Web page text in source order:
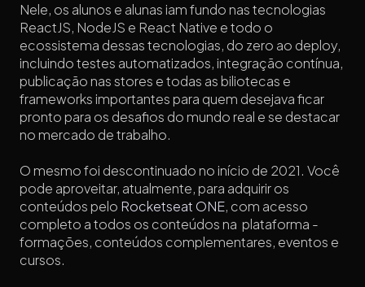
Nele, os alunos e alunas iam fundo nas tecnologias
ReactJS, NodeJS e React Native e todo o
ecossistema dessas tecnologias, do zero ao deploy,
incluindo testes automatizados, integração contínua,
publicação nas stores e todas as biliotecas e
frameworks importantes para quem desejava ficar
pronto para os desafios do mundo real e se destacar
no mercado de trabalho.
O mesmo foi descontinuado no início de 2021. Você
pode aproveitar, atualmente, para adquirir os
conteúdos pelo Rocketseat ONE, com acesso
completo a todos os conteúdos na plataforma -
formações, conteúdos complementares, eventos e
cursos.